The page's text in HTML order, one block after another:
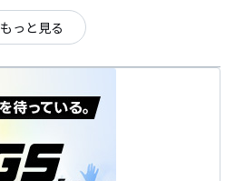
もっと見る